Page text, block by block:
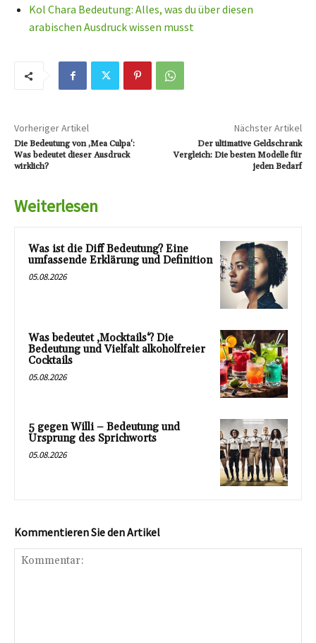
Kol Chara Bedeutung: Alles, was du über diesen
arabischen Ausdruck wissen musst
Vorheriger Artikel
Die Bedeutung von ‚Mea Culpa‘:
Was bedeutet dieser Ausdruck
wirklich?
Nächster Artikel
Der ultimative Geldschrank
Vergleich: Die besten Modelle für
jeden Bedarf
Weiterlesen
Was ist die Diff Bedeutung? Eine
umfassende Erklärung und Definition
05.08.2026
Was bedeutet ‚Mocktails‘? Die
Bedeutung und Vielfalt alkoholfreier
Cocktails
05.08.2026
5 gegen Willi – Bedeutung und
Ursprung des Sprichworts
05.08.2026
Kommentieren Sie den Artikel